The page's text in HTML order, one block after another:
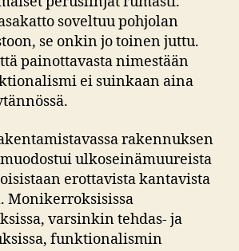
soveltuu pohjolan
se onkin jo toinen juttu.
painottavasta nimestään
ei suinkaan aina
rakennuksen
ulkoseinämuureista
erottavista kantavista
Monikerroksisissa
varsinkin tehdas- ja
funktionalismin